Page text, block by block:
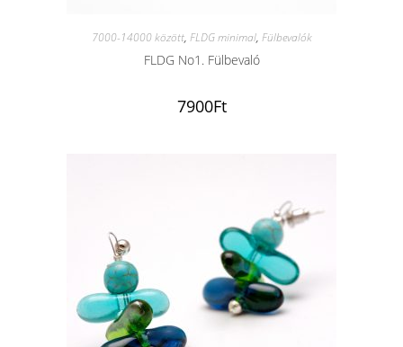
7000-14000 között, FLDG minimal, Fülbevalók
FLDG No1. Fülbevaló
7900Ft